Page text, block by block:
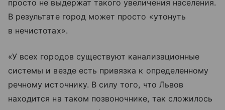
просто не выдержат такого увеличения населения.
В результате город может просто «утонуть
в нечистотах».
«У всех городов существуют канализационные
системы и везде есть привязка к определенному
речному источнику. В силу того, что Львов
находится на таком позвоночнике, так сложилось